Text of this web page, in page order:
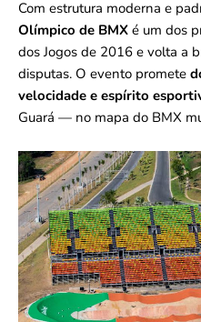
Com estrutura moderna e
Olímpico de BMX é um dos
dos Jogos de 2016 e volta a
disputas. O evento promete
velocidade e espírito
Guará — no mapa do BMX